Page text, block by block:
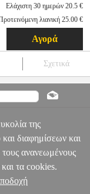
Ελάχιστη 30 ημερών 20.5 €
λιανική 25.00 €
Αγορά
Σχετικά
ΜΟΝΟΜΑΧΙΑ
της
διαφημίσεων και
τους ανανεωμένους
τα cookies.